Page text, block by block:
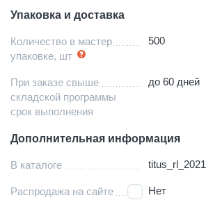
Упаковка и доставка
Количество в мастер
упаковке, шт
500
При заказе свыше
складской программы
срок выполнения
до 60 дней
Дополнительная информация
В каталоге titus_rl_2021
Распродажа на сайте Нет